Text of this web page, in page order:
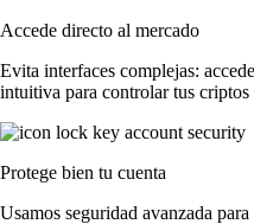
Accede directo al mercado
Evita interfaces complejas:
intuitiva para controlar tus
Protege bien tu cuenta
Usamos seguridad avanzada